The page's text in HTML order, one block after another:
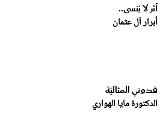
أثر لا يُنسى..
أبرار آل عثمان
قدوتي المثاليّة
الدكتورة مايا الهواري